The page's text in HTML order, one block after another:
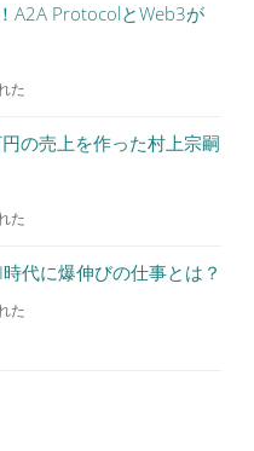
A2A ProtocolとWeb3が
た
の売上を作った村上宗嗣
た
代に爆伸びの仕事とは？
た